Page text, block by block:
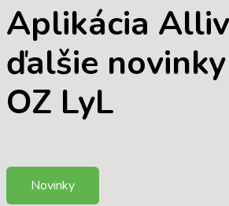
Aplikácia
ďalšie
OZ LyL
Novinky